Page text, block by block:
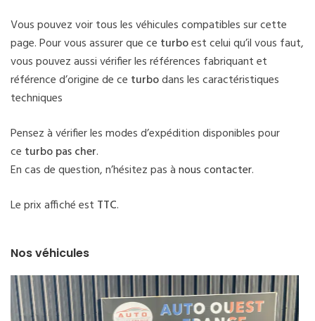
Vous pouvez voir tous les véhicules compatibles sur cette
page. Pour vous assurer que ce turboest celui qu’il vous faut,
vous pouvez aussi vérifier les références fabriquant et
référence d’origine de ce turbodans les caractéristiques
techniques
Pensez à vérifier les modes d’expédition disponibles pour
ce turbo pas cher.
En cas de question, n’hésitez pas ànous contacter.
Le prix affiché est TTC.
Nos véhicules